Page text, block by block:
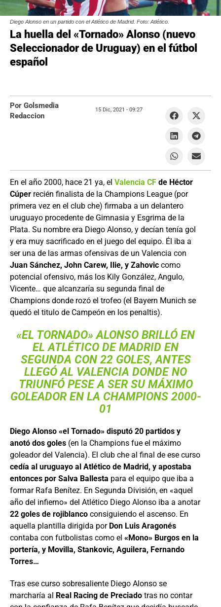
Diego Alonso en un partido con el Atlético de Madrid. Foto: Atlético.
La huella del «Tornado» Alonso (nuevo
Seleccionador de Uruguay) en el fútbol
español
En el año 2000, hace 21 ya, el Valencia CF de Héctor
Cúper recién finalista de la Champions League (por
primera vez en el club che) firmaba a un delantero
uruguayo procedente de Gimnasia y Esgrima de la
Plata. Su nombre era Diego Alonso, y decían tenía gol
y era muy sacrificado en el juego del equipo. Él iba a
ser una de las armas ofensivas de un Valencia con
Juan Sánchez, John Carew, Ilie, y Zahovic como
potencial ofensivo, más los Kily González, Angulo,
Vicente… que alcanzaría su segunda final de
Champions donde rozó el trofeo (el Bayern Munich se
quedó el titulo de Campeón en los penaltis).
«EL TORNADO» ALONSO BRILLÓ EN
EL ATLÉTICO DE MADRID EN
SEGUNDA CON 22 GOLES, ANTES
LLEGÓ AL VALENCIA DONDE NO
TRIUNFÓ PESE A SER SU MÁXIMO
GOLEADOR EN LA CHAMPIONS 2000-
01
Diego Alonso «el Tornado» disputó 20 partidos y
anotó dos goles (en la Champions fue el máximo
goleador del Valencia). El club che al final de ese curso
cedía al uruguayo al Atlético de Madrid, y apostaba
entonces por Salva Ballesta para el equipo que iba a
formar Rafa Benítez. En Segunda División, en «aquel
año del infierno» del Atlético Diego Alonso iba a anotar
22 goles de rojiblanco consiguiendo el ascenso. En
aquella plantilla dirigida por Don Luis Aragonés
contaba con futbolistas como el «Mono» Burgos en la
portería, y Movilla, Stankovic, Aguilera, Fernando
Torres…
Tras ese curso sobresaliente Diego Alonso se
marcharía al Real Racing de Preciado tras no contar
Por Golsmedia
Redaccion
15 Dic, 2021 - 09:27